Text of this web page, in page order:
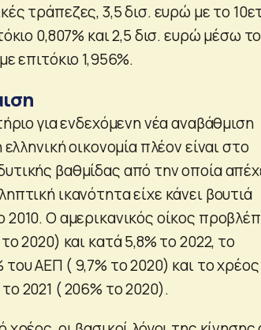
τράπεζες, 3,5 δισ. ευρώ με το
0,807% και 2,5 δισ. ευρώ μέσω
επιτόκιο 1,956%.
για ενδεχόμενη νέα αναβάθμιση
οικονομία πλέον είναι στο
βαθμίδας από την οποία
ικανότητα είχε κάνει βουτιά
Ο αμερικανικός οίκος
2020) και κατά 5,8% το 2022, το
ΑΕΠ ( 9,7% το 2020) και το
2021 ( 206% το 2020).